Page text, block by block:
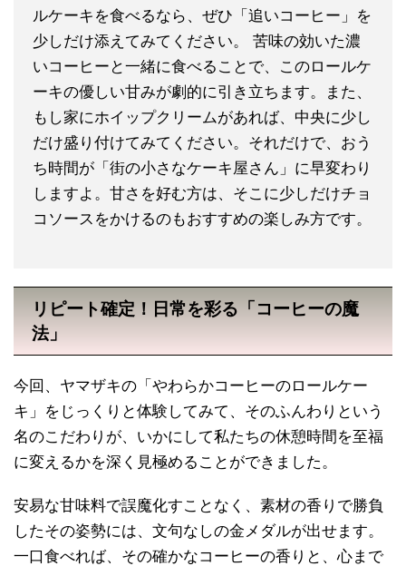
ルケーキを食べるなら、ぜひ「追いコーヒー」を
少しだけ添えてみてください。 苦味の効いた濃
いコーヒーと一緒に食べることで、このロールケ
ーキの優しい甘みが劇的に引き立ちます。また、
もし家にホイップクリームがあれば、中央に少し
だけ盛り付けてみてください。それだけで、おう
ち時間が「街の小さなケーキ屋さん」に早変わり
しますよ。甘さを好む方は、そこに少しだけチョ
コソースをかけるのもおすすめの楽しみ方です。
リピート確定！日常を彩る「コーヒーの魔
法」
今回、ヤマザキの「やわらかコーヒーのロールケー
キ」をじっくりと体験してみて、そのふんわりという
名のこだわりが、いかにして私たちの休憩時間を至福
に変えるかを深く見極めることができました。
安易な甘味料で誤魔化すことなく、素材の香りで勝負
したその姿勢には、文句なしの金メダルが出せます。
一口食べれば、その確かなコーヒーの香りと、心まで